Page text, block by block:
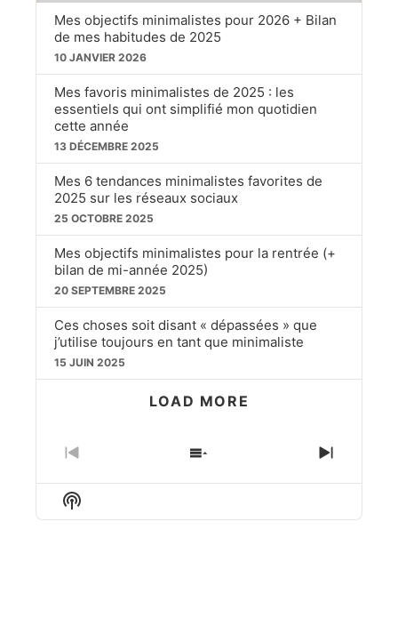
Mes objectifs minimalistes pour 2026 + Bilan
de mes habitudes de 2025
10 JANVIER 2026
Mes favoris minimalistes de 2025 : les
essentiels qui ont simplifié mon quotidien
cette année
13 DÉCEMBRE 2025
Mes 6 tendances minimalistes favorites de
2025 sur les réseaux sociaux
25 OCTOBRE 2025
Mes objectifs minimalistes pour la rentrée (+
bilan de mi-année 2025)
20 SEPTEMBRE 2025
Ces choses soit disant « dépassées » que
j’utilise toujours en tant que minimaliste
15 JUIN 2025
LOAD MORE
PREVIOUS
EPISODE
SHOW
EPISODES
NEXT
Show
Podcast